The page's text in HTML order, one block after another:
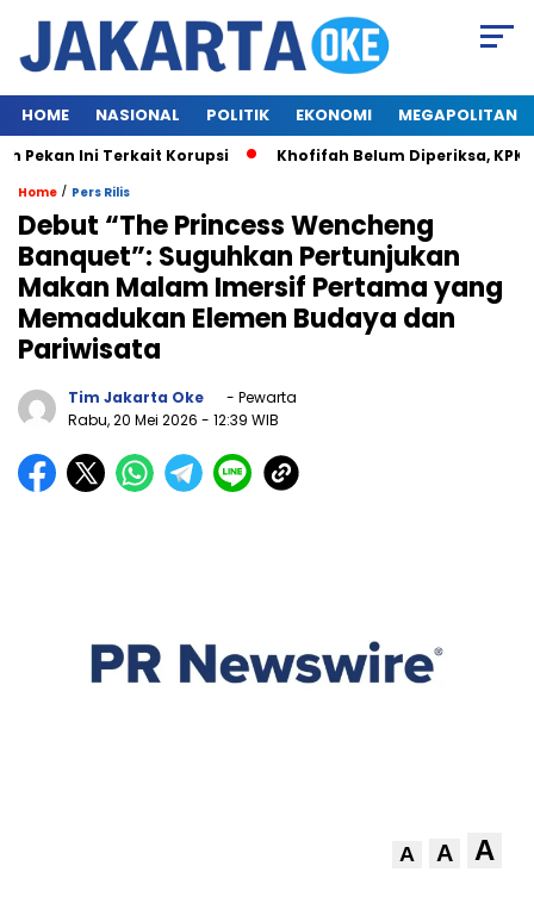
HOME NASIONAL POLITIK EKONOMI MEGAPOLITAN
Ini Terkait Korupsi Khofifah Belum Diperiksa, KPK
Home / Pers Rilis
Debut “The Princess Wencheng
Banquet”: Suguhkan Pertunjukan
Makan Malam Imersif Pertama yang
Memadukan Elemen Budaya dan
Pariwisata
Tim Jakarta Oke
- Pewarta
Rabu, 20 Mei 2026 - 12:39 WIB
A A A